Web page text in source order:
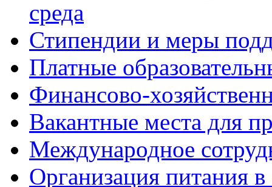
среда
Стипендии и меры
Платные
Финансово-
Вакантные места для
Международное
Организация питания в